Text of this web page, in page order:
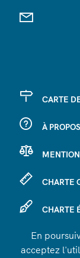
CARTE
À PROPOS
CHARTE
CHARTE
SE
En
acceptez